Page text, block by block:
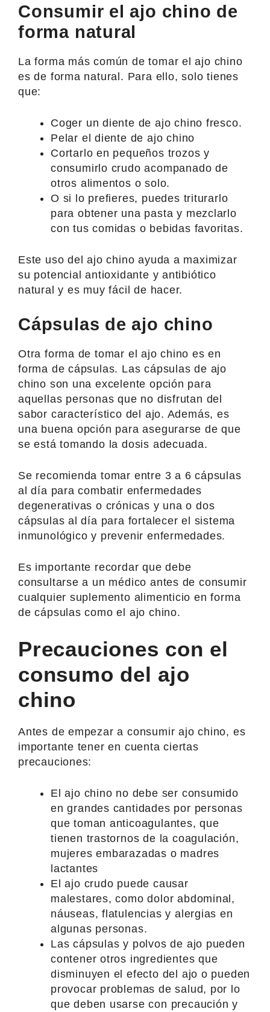
Consumir el ajo chino de
forma natural
La forma más común de tomar el ajo chino
es de forma natural. Para ello, solo tienes
que:
Coger un diente de ajo chino fresco.
Pelar el diente de ajo chino
Cortarlo en pequeños trozos y
consumirlo crudo acompanado de
otros alimentos o solo.
O si lo prefieres, puedes triturarlo
para obtener una pasta y mezclarlo
con tus comidas o bebidas favoritas.
Este uso del ajo chino ayuda a maximizar
su potencial antioxidante y antibiótico
natural y es muy fácil de hacer.
Cápsulas de ajo chino
Otra forma de tomar el ajo chino es en
forma de cápsulas. Las cápsulas de ajo
chino son una excelente opción para
aquellas personas que no disfrutan del
sabor característico del ajo. Además, es
una buena opción para asegurarse de que
se está tomando la dosis adecuada.
Se recomienda tomar entre 3 a 6 cápsulas
al día para combatir enfermedades
degenerativas o crónicas y una o dos
cápsulas al día para fortalecer el sistema
inmunológico y prevenir enfermedades.
Es importante recordar que debe
consultarse a un médico antes de consumir
cualquier suplemento alimenticio en forma
de cápsulas como el ajo chino.
Precauciones con el
consumo del ajo
chino
Antes de empezar a consumir ajo chino, es
importante tener en cuenta ciertas
precauciones:
El ajo chino no debe ser consumido
en grandes cantidades por personas
que toman anticoagulantes, que
tienen trastornos de la coagulación,
mujeres embarazadas o madres
lactantes
El ajo crudo puede causar
malestares, como dolor abdominal,
náuseas, flatulencias y alergias en
algunas personas.
Las cápsulas y polvos de ajo pueden
contener otros ingredientes que
disminuyen el efecto del ajo o pueden
provocar problemas de salud, por lo
que deben usarse con precaución y